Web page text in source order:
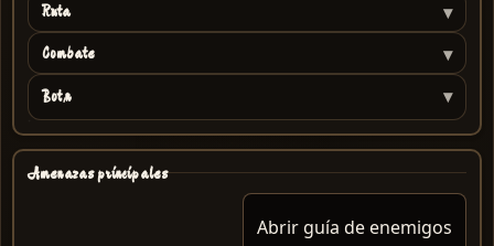
Ruta
Combate
Botín
Amenazas principales
Abrir guía de enemigos